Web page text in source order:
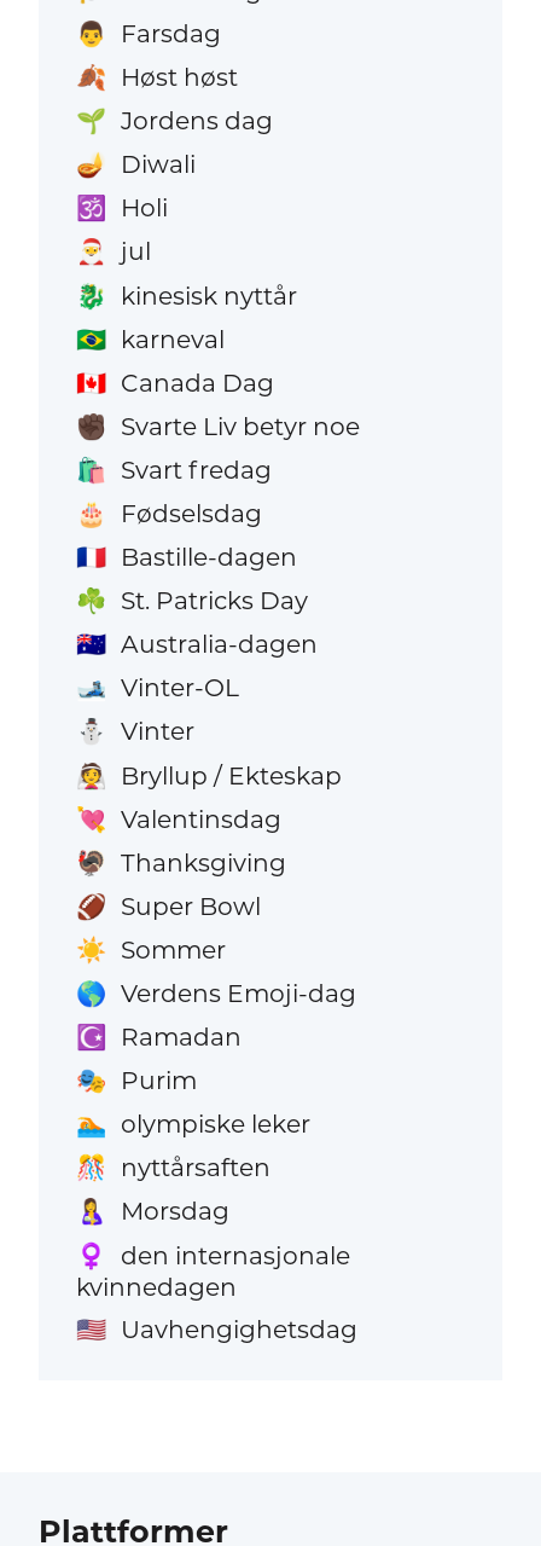
👨 Farsdag
🍂 Høst høst
🌱 Jordens dag
🪔 Diwali
🕉️ Holi
🎅 jul
🐉 kinesisk nyttår
🇧🇷 karneval
🇨🇦 Canada Dag
✊🏿 Svarte Liv betyr noe
🛍️ Svart fredag
🎂 Fødselsdag
🇫🇷 Bastille-dagen
☘️ St. Patricks Day
🇦🇺 Australia-dagen
🎿 Vinter-OL
⛄ Vinter
👰 Bryllup / Ekteskap
💘 Valentinsdag
🦃 Thanksgiving
🏈 Super Bowl
☀️ Sommer
🌎 Verdens Emoji-dag
☪️ Ramadan
🎭 Purim
🏊 olympiske leker
🎊 nyttårsaften
🤱 Morsdag
♀️
den internasjonale
kvinnedagen
🇺🇸 Uavhengighetsdag
Plattformer